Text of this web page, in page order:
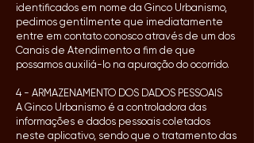
identificados em nome da Ginco Urbanismo,
pedimos gentilmente que imediatamente
entre em contato conosco através de um dos
Canais de Atendimento a fim de que
possamos auxiliá-lo na apuração do ocorrido.
4 - ARMAZENAMENTO DOS DADOS PESSOAIS
A Ginco Urbanismo é a controladora das
informações e dados pessoais coletados
neste aplicativo, sendo que o tratamento das